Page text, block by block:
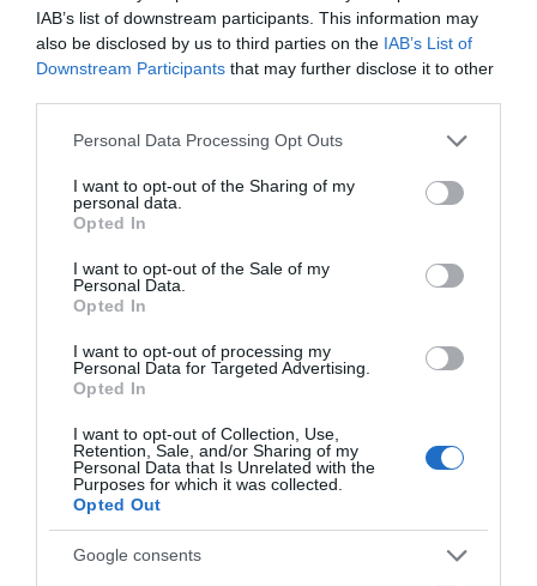
IAB’s list of downstream participants. This information may
also be disclosed by us to third parties on the IAB’s List of
Downstream Participants that may further disclose it to other
Please note that this website/app uses one or more Google
not limited to your visit or usage behaviour. You may click to
grant or deny consent to Google and its third-party tags to
use your data for below specified purposes in below Google
consent section.
Personal Data Processing Opt Outs
I want to opt-out of the Sharing of my
personal data.
Opted In
I want to opt-out of the Sale of my
Personal Data.
Opted In
I want to opt-out of processing my
Personal Data for Targeted Advertising.
Opted In
I want to opt-out of Collection, Use,
Retention, Sale, and/or Sharing of my
Personal Data that Is Unrelated with the
Purposes for which it was collected.
Opted Out
Google consents
Címkék: recept ,házi ,burger,lazac, káposztasaláta
Korábbi bejegyzések Következő bejegyzés
HASONLÓ BEJEGYZÉSEK
Csökkenti a vérnyomást, és védi a szívet